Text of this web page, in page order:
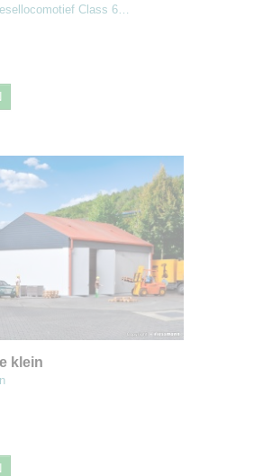
Class 6…
klein